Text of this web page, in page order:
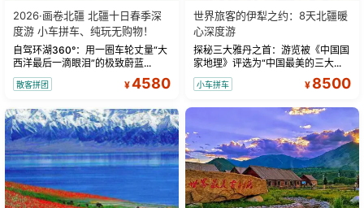
2026·画卷北疆 北疆十日春季深
度游 小车拼车、纯玩无购物！
自驾环湖360°：用一圈车轮丈量“大
西洋最后一滴眼泪”的极致蔚蓝...
散客拼团 ¥4580
世界旅客的伊犁之约：8天北疆暖
心深度游
探秘三大雅丹之首：游览被《中国国
家地理》评选为“中国最美的三大...
小车拼车 ¥ 8500